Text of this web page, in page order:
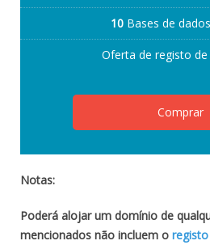
10Bases de
Oferta de registo
Comprar
Notas:
Poderá alojar um domínio de
mencionados não incluem o